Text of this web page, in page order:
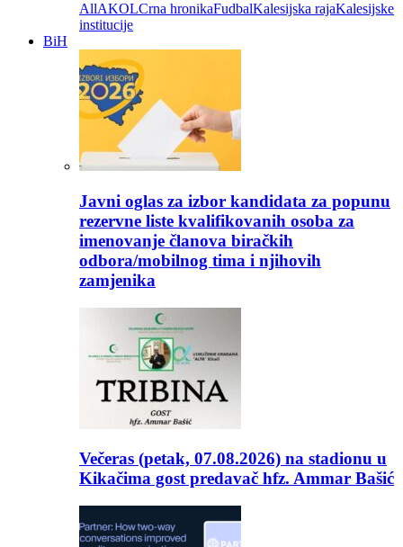
AllAKOLCrna hronikaFudbalKalesijska rajaKalesijske
institucije
BiH
Javni oglas za izbor kandidata za popunu
rezervne liste kvalifikovanih osoba za
imenovanje članova biračkih
odbora/mobilnog tima i njihovih
zamjenika
Večeras (petak, 07.08.2026) na stadionu u
Kikačima gost predavač hfz. Ammar Bašić